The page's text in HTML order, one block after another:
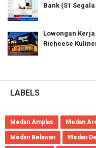
Bank (S1
Lowongan
Richeese
LABELS
Medan Amplas Medan
Medan Belawan Medan